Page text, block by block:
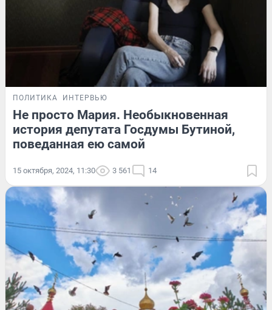
ПОЛИТИКА ИНТЕРВЬЮ
Не просто Мария. Необыкновенная
история депутата Госдумы Бутиной,
поведанная ею самой
15 октября, 2024, 11:30 3 561 14